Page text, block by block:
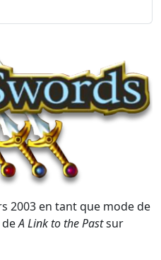
2003 en tant que mode de
deA Link to the Pastsur